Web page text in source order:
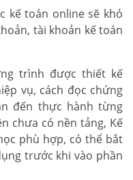
kế toán online sẽ khó
tài khoản kế toán
trình được thiết kế
vụ, cách đọc chứng
đến thực hành từng
chưa có nền tảng, Kế
phù hợp, có thể bắt
trước khi vào phần